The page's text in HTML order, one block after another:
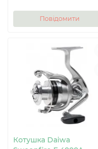
Повідомити
Котушка Daiwa